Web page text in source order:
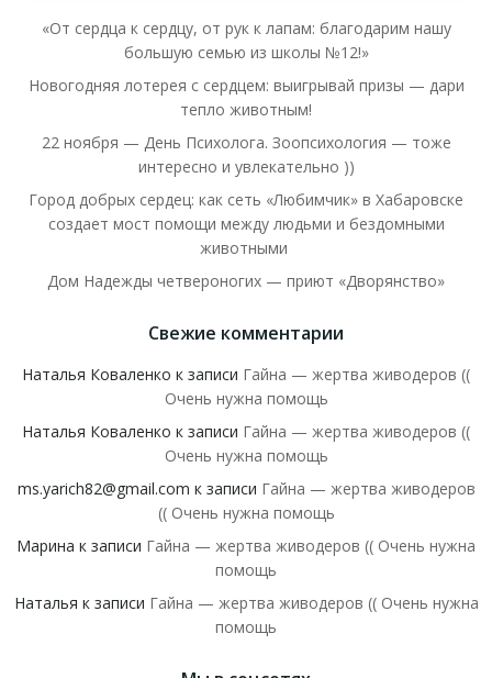
«От сердца к сердцу, от рук к лапам: благодарим нашу
большую семью из школы №12!»
Новогодняя лотерея с сердцем: выигрывай призы — дари
тепло животным!
22 ноября — День Психолога. Зоопсихология — тоже
интересно и увлекательно ))
Город добрых сердец: как сеть «Любимчик» в Хабаровске
создает мост помощи между людьми и бездомными
животными
Дом Надежды четвероногих — приют «Дворянство»
Свежие комментарии
Наталья Коваленко к записи Гайна — жертва живодеров ((
Очень нужна помощь
Наталья Коваленко к записи Гайна — жертва живодеров ((
Очень нужна помощь
ms.yarich82@gmail.com к записи Гайна — жертва живодеров
(( Очень нужна помощь
Марина к записи Гайна — жертва живодеров (( Очень нужна
помощь
Наталья к записи Гайна — жертва живодеров (( Очень нужна
помощь